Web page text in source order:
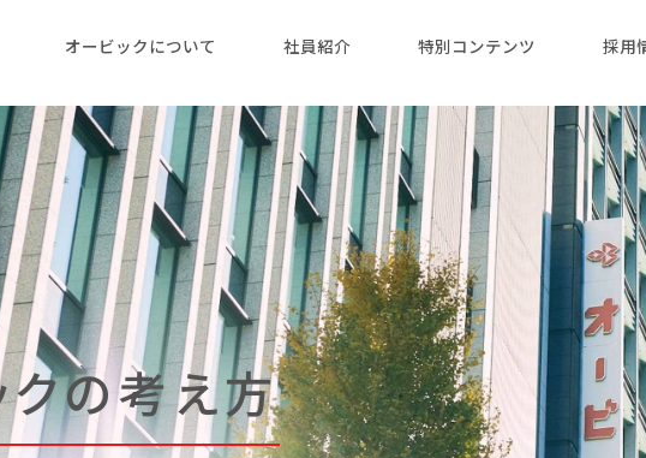
オービックについて 社員紹介 特別コンテンツ 採用
クの考え方
クの考え方